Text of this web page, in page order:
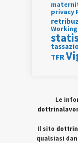
privacy
Working
TFR
Le
Il sito
qualsiasi